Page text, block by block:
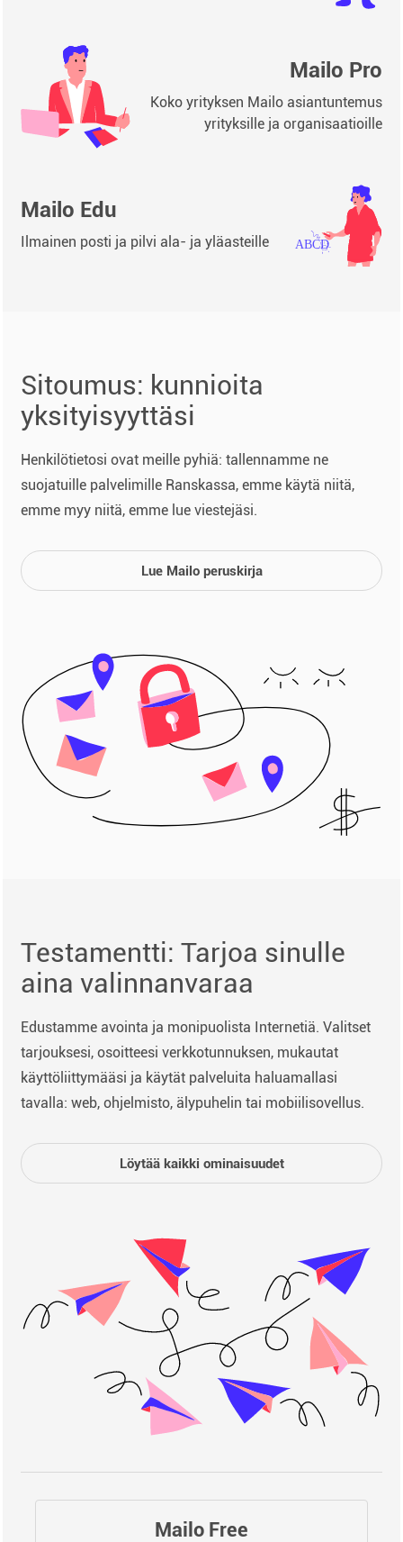
Mailo Pro
Koko yrityksen Mailo asiantuntemus
yrityksille ja organisaatioille
Mailo Edu
Ilmainen posti ja pilvi ala- ja yläasteille
Sitoumus: kunnioita
yksityisyyttäsi
Henkilötietosi ovat meille pyhiä: tallennamme ne
suojatuille palvelimille Ranskassa, emme käytä niitä,
emme myy niitä, emme lue viestejäsi.
Lue Mailo peruskirja
Testamentti: Tarjoa sinulle
aina valinnanvaraa
Edustamme avointa ja monipuolista Internetiä. Valitset
tarjouksesi, osoitteesi verkkotunnuksen, mukautat
käyttöliittymääsi ja käytät palveluita haluamallasi
tavalla: web, ohjelmisto, älypuhelin tai mobiilisovellus.
Löytää kaikki ominaisuudet
Mailo Free